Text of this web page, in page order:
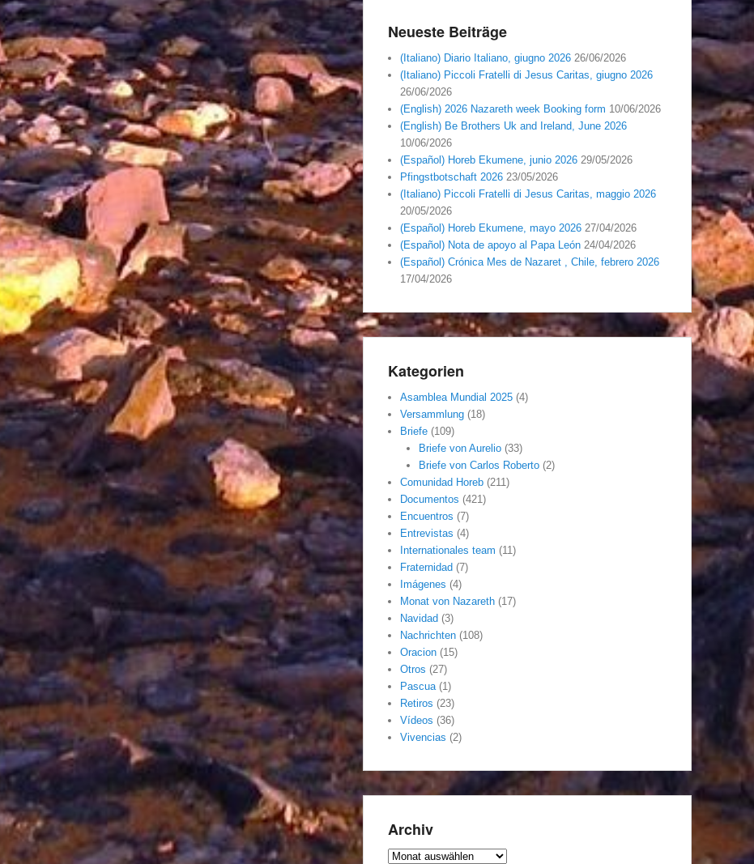
Neueste Beiträge
(Italiano) Diario Italiano, giugno 2026 26/06/2026
(Italiano) Piccoli Fratelli di Jesus Caritas, giugno 2026
26/06/2026
(English) 2026 Nazareth week Booking form 10/06/2026
(English) Be Brothers Uk and Ireland, June 2026
10/06/2026
(Español) Horeb Ekumene, junio 2026 29/05/2026
Pfingstbotschaft 2026 23/05/2026
(Italiano) Piccoli Fratelli di Jesus Caritas, maggio 2026
20/05/2026
(Español) Horeb Ekumene, mayo 2026 27/04/2026
(Español) Nota de apoyo al Papa León 24/04/2026
(Español) Crónica Mes de Nazaret , Chile, febrero 2026
17/04/2026
Kategorien
Asamblea Mundial 2025 (4)
Versammlung (18)
Briefe (109)
Briefe von Aurelio(33)
Briefe von Carlos Roberto(2)
Comunidad Horeb (211)
Documentos (421)
Encuentros (7)
Entrevistas (4)
Internationales team (11)
Fraternidad (7)
Imágenes (4)
Monat von Nazareth (17)
Navidad (3)
Nachrichten (108)
Oracion (15)
Otros (27)
Pascua(1)
Retiros (23)
Vídeos (36)
Vivencias (2)
Archiv
Archiv